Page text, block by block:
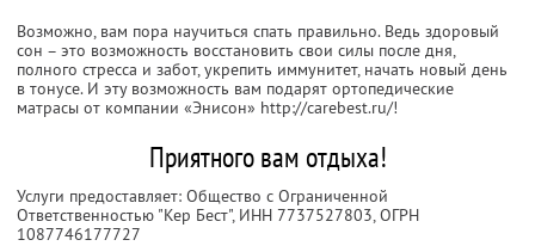
Возможно, вам пора научиться спать правильно. Ведь здоровый
сон – это возможность восстановить свои силы после дня,
полного стресса и забот, укрепить иммунитет, начать новый день
в тонусе. И эту возможность вам подарят ортопедические
матрасы от компании «Энисон» http://carebest.ru/!
Приятного вам отдыха!
Услуги предоставляет: Общество с Ограниченной
Ответственностью "Кер Бест", ИНН 7737527803, ОГРН
1087746177727